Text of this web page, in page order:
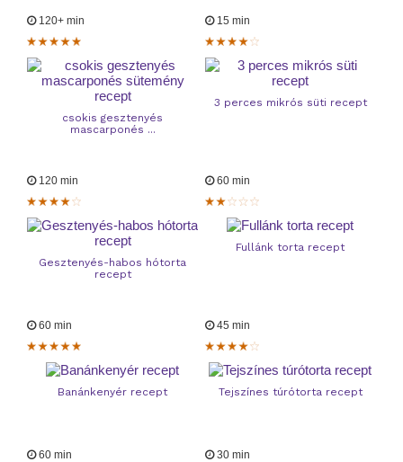
120+ min
csokis gesztenyés
mascarponés ...
15 min
3 perces mikrós süti recept
120 min
Gesztenyés-habos hótorta
recept
60 min
Fullánk torta recept
60 min
Banánkenyér recept
45 min
Tejszínes túrótorta recept
60 min 30 min